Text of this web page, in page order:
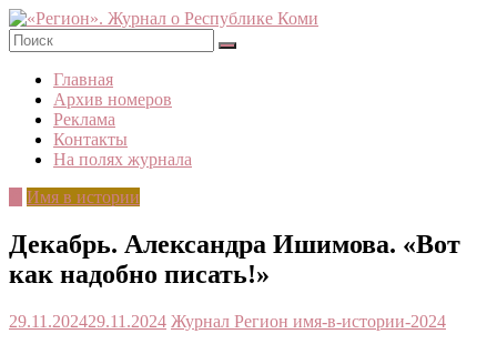
Skip
to
content
«Регион».
Журнал
Республике
Коми
Главная
Архив номеров
Реклама
Контакты
На полях журнала
Имя в истории
Декабрь. Александра Ишимова. «Вот
как надобно писать!»
29.11.202429.11.2024 Журнал Регион имя-в-истории-2024